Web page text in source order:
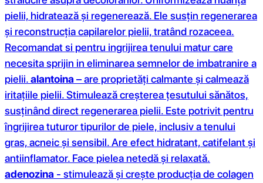
pielii, hidratează și regenerează. Ele susțin regenerarea
și reconstrucția capilarelor pielii, tratând rozaceea.
Recomandat si pentru ingrijirea tenului matur care
necesita sprijin in eliminarea semnelor de imbatranire a
pielii.alantoina – are proprietăți calmante și calmează
iritațiile pielii. Stimulează creșterea țesutului sănătos,
susținând direct regenerarea pielii. Este potrivit pentru
îngrijirea tuturor tipurilor de piele, inclusiv a tenului
gras, acneic și sensibil. Are efect hidratant, catifelant și
antiinflamator. Face pielea netedă și relaxată.
adenozina - stimulează și crește producția de colagen